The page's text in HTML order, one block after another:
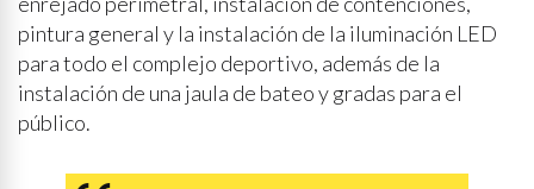
pintura general y la instalación de la iluminación LED
para todo el complejo deportivo, además de la
instalación de una jaula de bateo y gradas para el
público.